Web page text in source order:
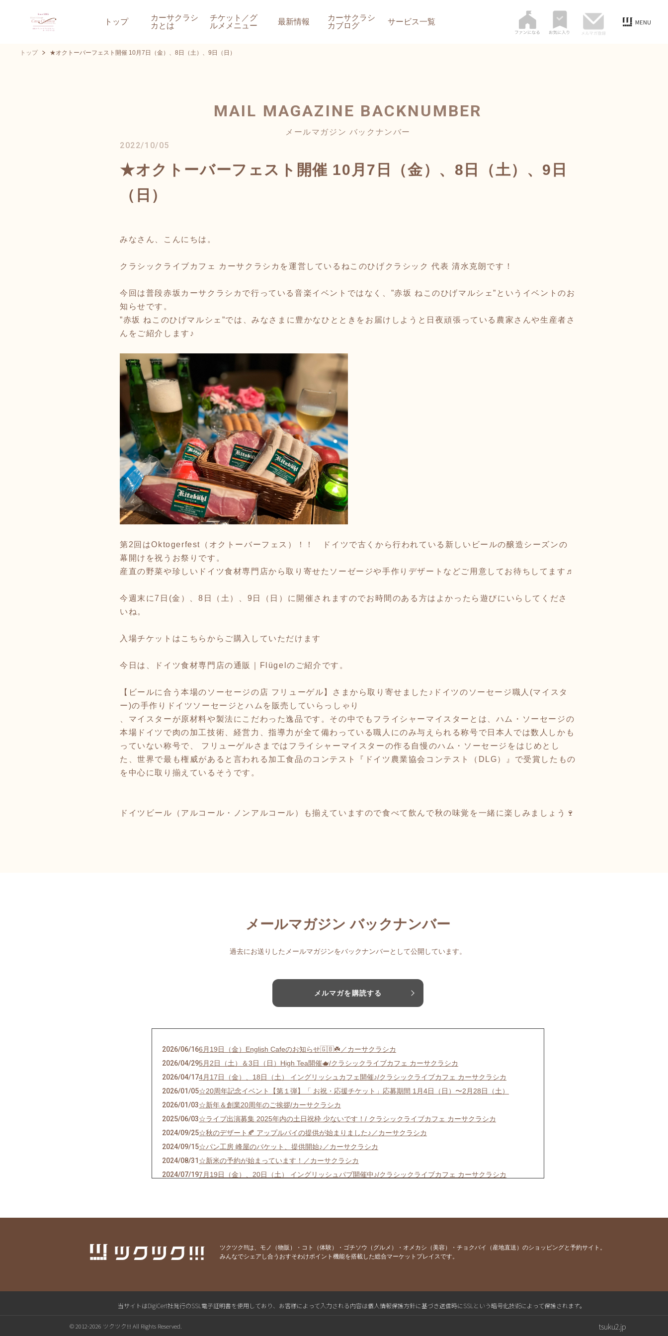
トップ
カーサクラシ
カとは
チケット／グ
ルメメニュー
最新情報
カーサクラシ
カブログ
サービス一覧
トップ ★オクトーバーフェスト開催 10月7日（金）、8日（土）、9日（日）
MAIL MAGAZINE BACKNUMBER
メールマガジン バックナンバー
2022/10/05
★オクトーバーフェスト開催 10月7日（金）、8日（土）、9日
（日）
みなさん、こんにちは。
クラシックライブカフェ カーサクラシカを運営しているねこのひげクラシック 代表 清水克朗です！
今回は普段赤坂カーサクラシカで行っている音楽イベントではなく、”赤坂 ねこのひげマルシェ”というイベントのお
知らせです。
”赤坂 ねこのひげマルシェ”では、みなさまに豊かなひとときをお届けしようと日夜頑張っている農家さんや生産者さ
んをご紹介します♪
第2回はOktogerfest（オクトーバーフェス）！！ ドイツで古くから行われている新しいビールの醸造シーズンの
幕開けを祝うお祭りです。
産直の野菜や珍しいドイツ食材専門店から取り寄せたソーゼージや手作りデザートなどご用意してお待ちしてます♬
今週末に7日(金）、8日（土）、9日（日）に開催されますのでお時間のある方はよかったら遊びにいらしてくださ
いね。
入場チケットは こちらからご購入していただけます
今日は、ドイツ食材専門店の通販｜ Flügelのご紹介です。
【ビールに合う本場のソーセージの店 フリューゲル】
さまから取り寄せました♪ドイツのソーセージ職人(マイスタ
ー)の手作りドイツソーセージとハムを販売していらっしゃり
、マイスターが原材料や製法にこだわった逸品です。その中でもフライシャーマイスターとは、ハム・ソーセージの
本場ドイツで肉の加工技術、経営力、指導力が全て備わっている職人にのみ与えられる称号で日本人では数人しかも
っていない称号で、 フリューゲルさまではフライシャーマイスターの作る自慢のハム・ソーセージをはじめとし
た、世界で最も権威があると言われる加工食品のコンテスト『ドイツ農業協会コンテスト（DLG）』で受賞したもの
を中心に取り揃えているそうです。
ドイツビール（アルコール・ノンアルコール）も揃えていますので食べて飲んで秋の味覚を一緒に楽しみましょう🍷
メールマガジン バックナンバー
過去にお送りしたメールマガジンをバックナンバーとして公開しています。
メルマガを購読する
2026/06/166月19日（金）English Cafeのお知らせ🇬🇧☘️／カーサクラシカ
2026/04/295月2日（土）＆3日（日）High Tea開催🫖/クラシックライブカフェ カーサクラシカ
2026/04/174月17日（金）、18日（土） イングリッシュカフェ開催♪/クラシックライブカフェ カーサクラシカ
2026/01/05☆20周年記念イベント【第１弾】「 お祝・応援チケット」応募期間 1月4日（日）〜2月28日（土）
2026/01/03☆新年＆創業20周年のご挨拶/カーサクラシカ
2025/06/03☆ライブ出演募集 2025年内の土日祝枠 少ないです！/ クラシックライブカフェ カーサクラシカ
2024/09/25☆秋のデザート🍂 アップルパイの提供が始まりました♪／カーサクラシカ
2024/09/15☆パン工房 峰屋のバケット、提供開始♪／カーサクラシカ
2024/08/31 ☆新米の予約が始まっています！／カーサクラシカ
2024/07/197月19日（金）、20日（土） イングリッシュパブ開催中♪/クラシックライブカフェ カーサクラシカ
2024/06/12【演奏者募集】音楽（生演奏）とリラクゼーションマッサージのコラボレーション！／カーサクラシカ
【演奏者募集】音楽（生演奏）とリラクゼーションマッサージのコラボレーション！／カーサクラシカ
2024/05/27 ☆5月31日 ミュージカル・セッション参加者 募集！/ クラシックライブカフェ カーサクラシカ
2023/11/16
ツクツク!!!は、モノ（物販）・コト（体験）・ゴチソウ（グルメ）・オメカシ（美容）・チョクバイ（産地直送）のショッピングと予約サイト。
みんなでシェアし合うおすそわけポイント機能を搭載した総合マーケットプレイスです。
当サイトはDigiCert社発行のSSL電子証明書を使用しており、お客様によって入力される内容は個人情報保護方針に基づき送信時にSSLという暗号化技術によって保護されます。
© 2012-2026 ツクツク!!! All Rights Reserved. tsuku2.jp